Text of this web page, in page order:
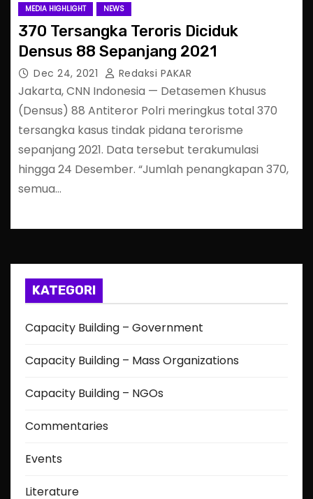
MEDIA HIGHLIGHT NEWS
370 Tersangka Teroris Diciduk
Densus 88 Sepanjang 2021
Dec 24, 2021 Redaksi PAKAR
Jakarta, CNN Indonesia — Detasemen Khusus
(Densus) 88 Antiteror Polri meringkus total 370
tersangka kasus tindak pidana terorisme
sepanjang 2021. Data tersebut terakumulasi
hingga 24 Desember. “Jumlah penangkapan 370,
semua…
KATEGORI
Capacity Building – Government
Capacity Building – Mass Organizations
Capacity Building – NGOs
Commentaries
Events
Literature